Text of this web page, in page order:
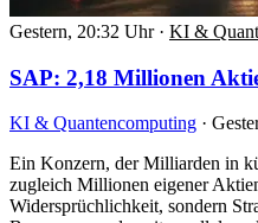
Gestern, 20:32 Uhr · KI &
SAP: 2,18 Millionen
KI & Quantencomputing ·
Ein Konzern, der Milliarden in
zugleich Millionen eigener
Widersprüchlichkeit, sondern